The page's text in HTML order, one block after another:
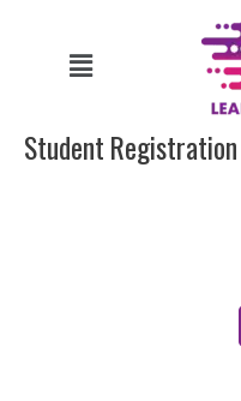
Student Registration